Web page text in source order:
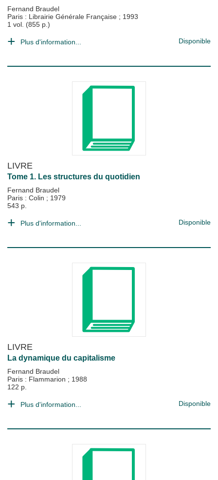
Fernand Braudel
Paris : Librairie Générale Française ; 1993
1 vol. (855 p.)
Plus d'information... Disponible
LIVRE
Tome 1. Les structures du quotidien
Fernand Braudel
Paris : Colin ; 1979
543 p.
Plus d'information... Disponible
LIVRE
La dynamique du capitalisme
Fernand Braudel
Paris : Flammarion ; 1988
122 p.
Plus d'information... Disponible